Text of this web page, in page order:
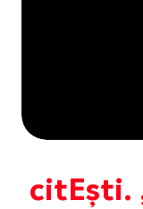
citEști.